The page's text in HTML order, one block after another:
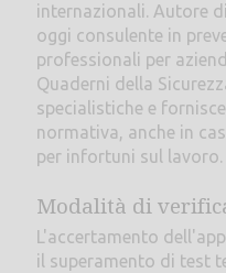
internazionali. Autore
oggi consulente in
professionali per
Quaderni della
specialistiche e
normativa, anche in
per infortuni sul lavoro.
Modalità di
L'accertamento
il superamento di test